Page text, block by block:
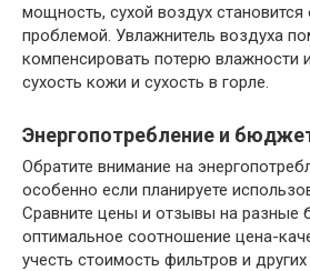
мощность, сухой воздух становится
проблемой. Увлажнитель воздуха
компенсировать потерю влажности
сухость кожи и сухость в горле.
Энергопотребление и
Обратите внимание на
особенно если планируете
Сравните цены и отзывы на разные
оптимальное соотношение цена-
учесть стоимость фильтров и